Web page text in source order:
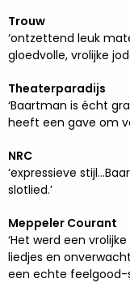
Trouw
‘ontzettend leuk
gloedvolle, vrolijke
Theaterparadijs
‘Baartman is écht
heeft een gave om
NRC
‘expressieve
slotlied.’
Meppeler Courant
‘Het werd een
liedjes en
een echte feelgood-